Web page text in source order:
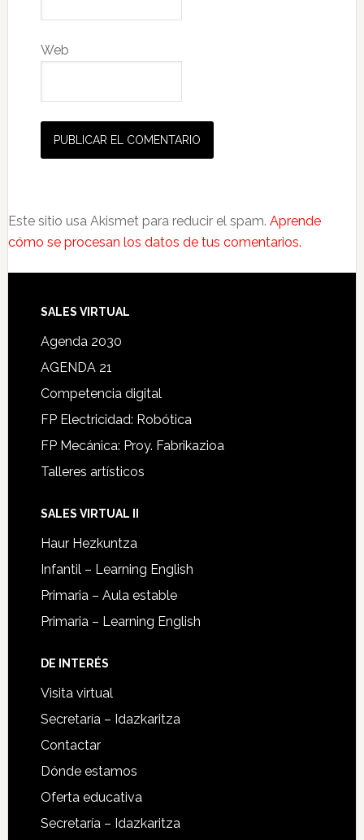
Web
Este sitio usa Akismet para reducir el spam. Aprende
cómo se procesan los datos de tus comentarios.
SALES VIRTUAL
Agenda 2030
AGENDA 21
Competencia digital
FP Electricidad: Robótica
FP Mecánica: Proy. Fabrikazioa
Talleres artísticos
SALES VIRTUAL II
Haur Hezkuntza
Infantil – Learning English
Primaria – Aula estable
Primaria – Learning English
DE INTERÉS
Visita virtual
Secretaría – Idazkaritza
Contactar
Dónde estamos
Oferta educativa
Secretaría – Idazkaritza